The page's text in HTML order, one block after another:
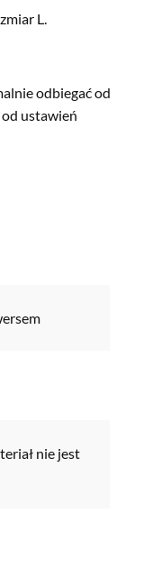
L.
odbiegać od
ustawień
nie jest